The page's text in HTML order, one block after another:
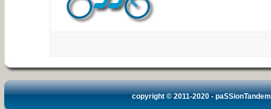
copyright © 2011-2020 -